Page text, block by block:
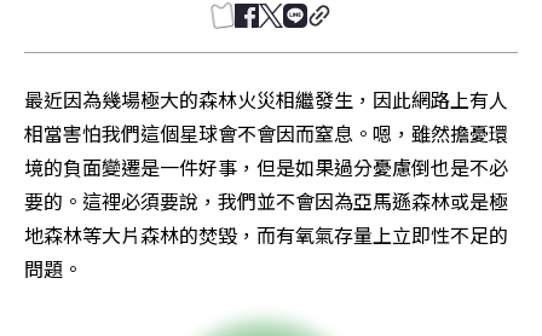
最近因為幾場極大的森林火災相繼發生，因此網路上有人
相當害怕我們這個星球會不會因而窒息。嗯，雖然擔憂環
境的負面變遷是一件好事，但是如果過分憂慮倒也是不必
要的。這裡必須要說，我們並不會因為亞馬遜森林或是極
地森林等大片森林的焚毀，而有氧氣存量上立即性不足的
問題。